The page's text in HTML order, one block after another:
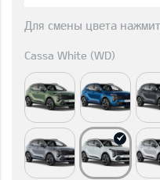
Для смены цвета
Cassa White (WD)